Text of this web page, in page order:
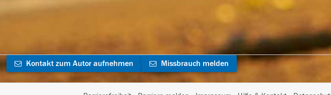
Kontakt zum Autor aufnehmen Missbrauch melden